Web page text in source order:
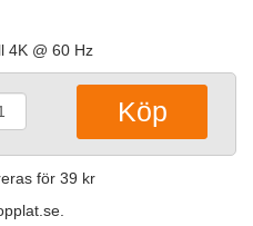
4K @ 60 Hz
för 39 kr